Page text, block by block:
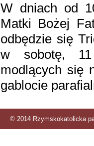
W dniach od
Matki Bożej
odbędzie się
w sobotę, 11
modlących się
gablocie
© 2014 Rzymskokatolicka